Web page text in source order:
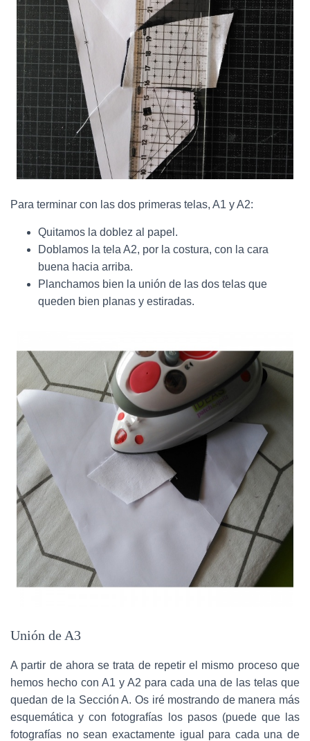
Para terminar con las dos primeras telas, A1 y A2:
Quitamos la doblez al papel.
Doblamos la tela A2, por la costura, con la cara
buena hacia arriba.
Planchamos bien la unión de las dos telas que
queden bien planas y estiradas.
Unión de A3
A partir de ahora se trata de repetir el mismo proceso que
hemos hecho con A1 y A2 para cada una de las telas que
quedan de la Sección A. Os iré mostrando de manera más
esquemática y con fotografías los pasos (puede que las
fotografías no sean exactamente igual para cada una de